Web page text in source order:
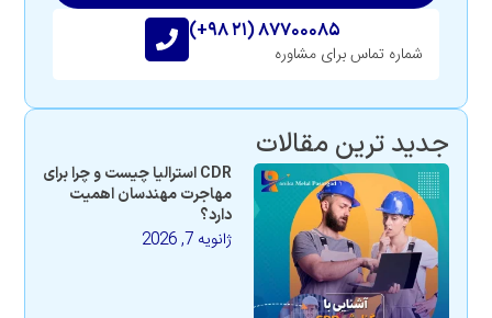
(+۹۸ ۲۱) ۸۷۷۰۰۰۸۵
شماره تماس برای مشاوره
جدید ترین مقالات
CDR استرالیا چیست و چرا برای
مهاجرت مهندسان اهمیت
دارد؟
ژانویه 7, 2026